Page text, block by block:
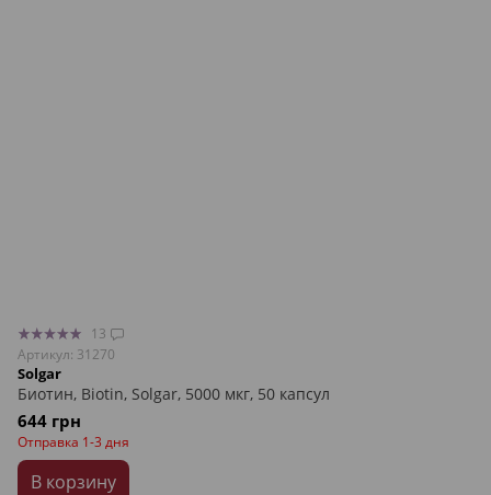
13
Артикул: 31270
Solgar
Биотин, Biotin, Solgar, 5000 мкг, 50 капсул
644 грн
Отправка 1-3 дня
В корзину